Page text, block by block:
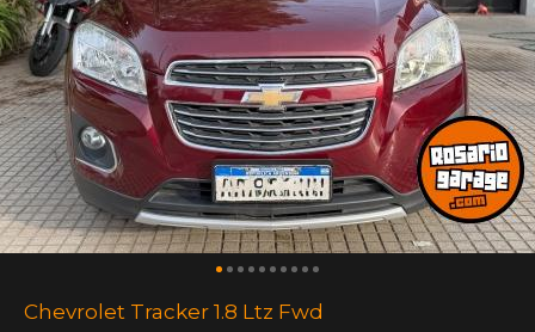
Chevrolet Tracker 1.8 Ltz Fwd